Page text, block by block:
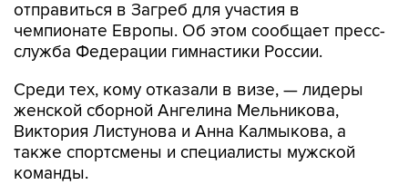
отправиться в Загреб для участия в
чемпионате Европы. Об этом сообщает пресс-
служба Федерации гимнастики России.
Среди тех, кому отказали в визе, — лидеры
женской сборной Ангелина Мельникова,
Виктория Листунова и Анна Калмыкова, а
также спортсмены и специалисты мужской
команды.